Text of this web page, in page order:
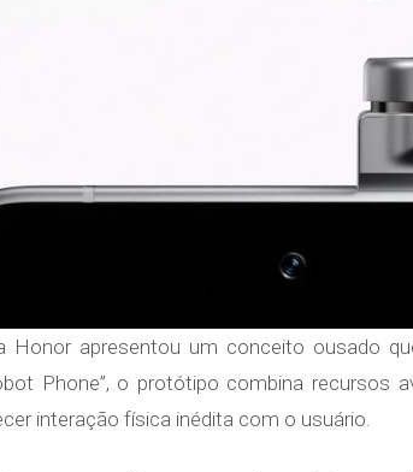
Honor apresentou um conceito ousado
Phone”, o protótipo combina recursos
interação física inédita com o usuário.